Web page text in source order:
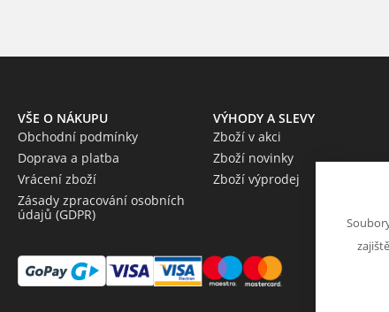
VŠE O NÁKUPU
Obchodní podmínky
Doprava a platba
Vrácení zboží
Zásady zpracování osobních
údajů (GDPR)
VÝHODY A SLEVY
Zboží v akci
Zboží novinky
Zboží výprodej